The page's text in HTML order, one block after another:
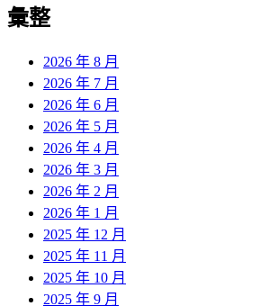
導
章:
彙整
2026 年 8 月
2026 年 7 月
2026 年 6 月
2026 年 5 月
2026 年 4 月
2026 年 3 月
2026 年 2 月
2026 年 1 月
2025 年 12 月
2025 年 11 月
2025 年 10 月
2025 年 9 月